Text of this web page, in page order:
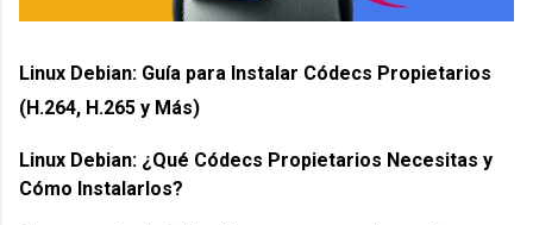
Linux Debian: Guía para Instalar Códecs Propietarios
(H.264, H.265 y Más)
Linux Debian: ¿Qué Códecs Propietarios Necesitas y
Cómo Instalarlos?